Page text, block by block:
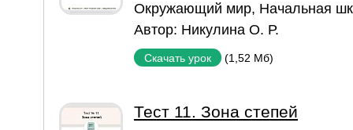
Окружающий мир, Начальная
Автор: Никулина О. Р.
Скачать урок (1,52 Мб)
Тест 11. Зона степей